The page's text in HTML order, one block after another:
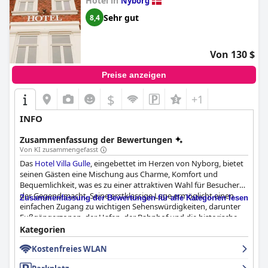
8,4 Sehr gut
Von 130 $
Preise anzeigen
$ +1
INFO
Zusammenfassung der Bewertungen
Von KI zusammengefasst
Das Hotel Villa Gulle, eingebettet im Herzen von Nyborg, bietet
seinen Gästen eine Mischung aus Charme, Komfort und
Bequemlichkeit, was es zu einer attraktiven Wahl für Besucher
der Gegend macht. Seine erstklassige Lage ermöglicht einen
einfachen Zugang zu wichtigen Sehenswürdigkeiten, darunter
Fußgängerzonen, der Hafen, der Bahnhof und die historische
Altstadt, die alle zu Fuß erreichbar sind. Die Lage des Hotels in
einer charmanten ehemaligen Villa trägt zur historischen und
gemütlichen Atmosphäre bei, die durch den malerischen Blick
auf den Hafen und die bequemen, kostenlosen
Zusammenfassung der Bewertungen für alle Kategorien lesen
Kategorien
Kostenfreies WLAN